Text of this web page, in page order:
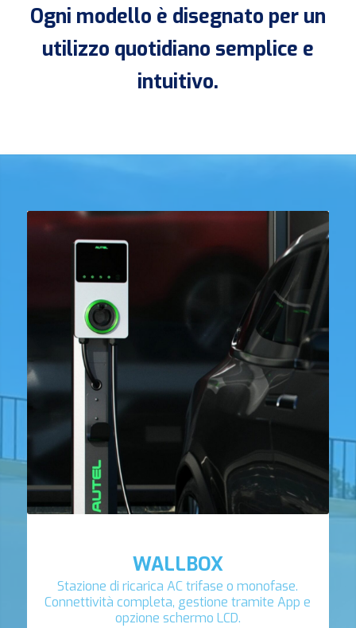
Ogni modello è disegnato per un
utilizzo quotidiano semplice e
intuitivo.
WALLBOX
Stazione di ricarica AC trifase o monofase.
Connettività completa, gestione tramite App e
opzione schermo LCD.